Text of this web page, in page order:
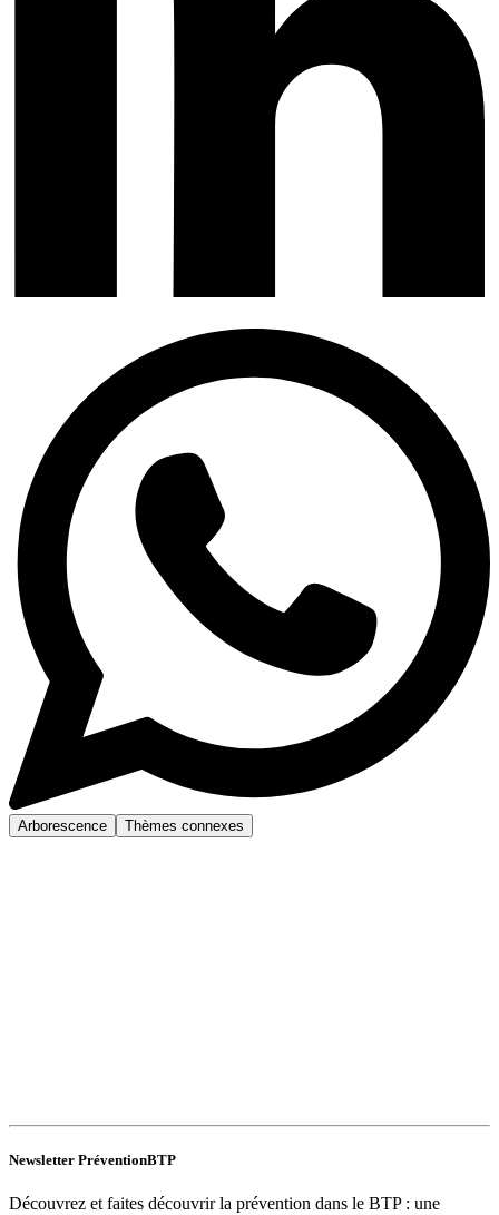
Arborescence Thèmes connexes
Newsletter PréventionBTP
Découvrez et faites découvrir la prévention dans le BTP : une